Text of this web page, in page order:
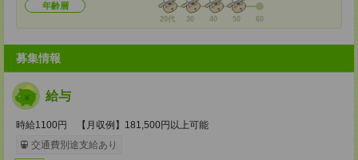
年齢層
20代 30 40 50 60
募集情報
給与
時給1100円 【月収例】181,500円以上可能
交通費別途支給あり